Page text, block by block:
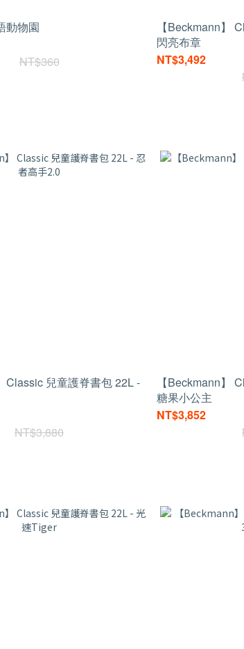
動物園
NT$360
【Beckmann】
閃亮布章
NT$3,492
Classic 兒童護脊書包 22L -
NT$3,880
【Beckmann】
糖果小公主
NT$3,852